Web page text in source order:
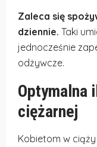
Zaleca się
dziennie. Taki
jednocześnie
odżywcze.
Optymalna
ciężarnej
Kobietom w